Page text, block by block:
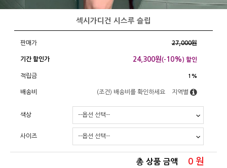
섹시가디건 시스루 슬립
판매가 27,000원
기간 할인가 24,300원(- 10%) 할인
적립금 1%
배송비 (조건) 배송비를 확인하세요 지역별
색상
사이즈
총 상품 금액 0 원